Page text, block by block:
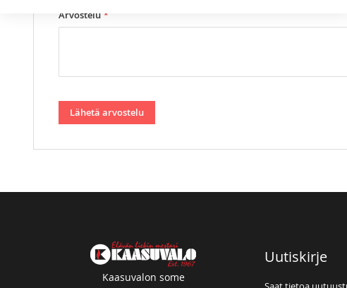
Arvostelu
Lähetä arvostelu
Kaasuvalon some
Uutiskirje